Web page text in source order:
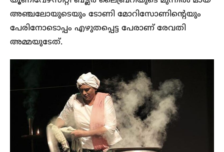
അഞ്ചലോയുടെയും ടോണി മോറിസോണിന്റെയും
പേരിനോടൊപ്പം എഴുതപ്പെട്ട പേരാണ് രേവതി
അമ്മയുടേത്.